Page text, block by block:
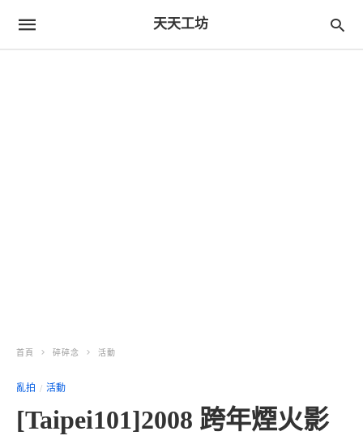
天天工坊
首頁 碎碎念 活動
亂拍 活動
[Taipei101]2008 跨年煙火影